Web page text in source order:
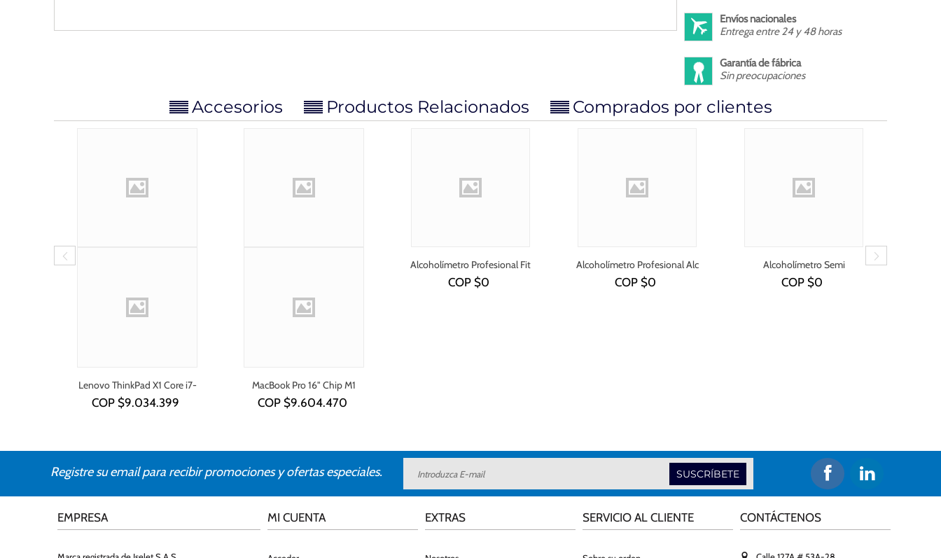
Envíos nacionales
Entrega entre 24 y 48 horas
Garantía de fábrica
Sin preocupaciones
Accesorios Productos Relacionados Comprados por clientes
Lenovo ThinkPad X1 Core i7-
1355U
COP $9.034.399
MacBook Pro 16" Chip M1
COP $9.604.470
Alcoholímetro Profesional Fit
240
COP $0
Alcoholímetro Profesional Alc
8801
COP $0
Alcoholímetro Semi
profesional Alc 9000 -
Conexión a pc
COP $0
Registre su email para recibir promociones y ofertas especiales. SUSCRÍBETE
EMPRESA MI CUENTA EXTRAS SERVICIO AL CLIENTE CONTÁCTENOS